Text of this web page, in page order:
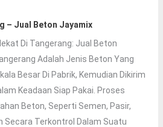
– Jual Beton Jayamix
Di Tangerang: Jual Beton
Adalah Jenis Beton Yang
Besar Di Pabrik, Kemudian Dikirim
Keadaan Siap Pakai. Proses
Beton, Seperti Semen, Pasir,
Secara Terkontrol Dalam Suatu